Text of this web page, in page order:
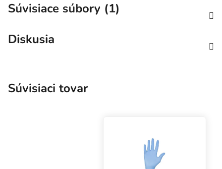
Súvisiace súbory (1)
Diskusia
Súvisiaci tovar